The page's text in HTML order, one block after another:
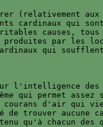
(relativement aux
cardinaux qui
causes,
produites par les
qui soufflent
l'intelligence des
qui permet assez
courans d'air qui
trouver aucune
qu'à chacun des